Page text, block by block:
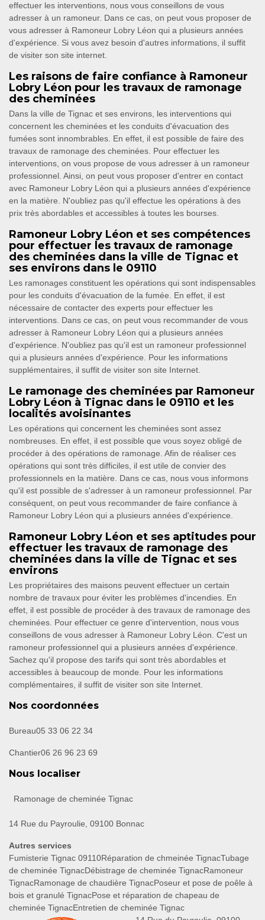
effectuer les interventions, nous vous conseillons de vous
adresser à un ramoneur. Dans ce cas, on peut vous proposer de
vous adresser à Ramoneur Lobry Léon qui a plusieurs années
d'expérience. Si vous avez besoin d'autres informations, il suffit
de visiter son site internet.
Les raisons de faire confiance à Ramoneur
Lobry Léon pour les travaux de ramonage
des cheminées
Dans la ville de Tignac et ses environs, les interventions qui
concernent les cheminées et les conduits d'évacuation des
fumées sont innombrables. En effet, il est possible de faire des
travaux de ramonage des cheminées. Pour effectuer les
interventions, on vous propose de vous adresser à un ramoneur
professionnel. Ainsi, on peut vous proposer d'entrer en contact
avec Ramoneur Lobry Léon qui a plusieurs années d'expérience
en la matière. N'oubliez pas qu'il effectue les opérations à des
prix très abordables et accessibles à toutes les bourses.
Ramoneur Lobry Léon et ses compétences
pour effectuer les travaux de ramonage
des cheminées dans la ville de Tignac et
ses environs dans le 09110
Les ramonages constituent les opérations qui sont indispensables
pour les conduits d'évacuation de la fumée. En effet, il est
nécessaire de contacter des experts pour effectuer les
interventions. Dans ce cas, on peut vous recommander de vous
adresser à Ramoneur Lobry Léon qui a plusieurs années
d'expérience. N'oubliez pas qu'il est un ramoneur professionnel
qui a plusieurs années d'expérience. Pour les informations
supplémentaires, il suffit de visiter son site Internet.
Le ramonage des cheminées par Ramoneur
Lobry Léon à Tignac dans le 09110 et les
localités avoisinantes
Les opérations qui concernent les cheminées sont assez
nombreuses. En effet, il est possible que vous soyez obligé de
procéder à des opérations de ramonage. Afin de réaliser ces
opérations qui sont très difficiles, il est utile de convier des
professionnels en la matière. Dans ce cas, nous vous informons
qu'il est possible de s'adresser à un ramoneur professionnel. Par
conséquent, on peut vous recommander de faire confiance à
Ramoneur Lobry Léon qui a plusieurs années d'expérience.
Ramoneur Lobry Léon et ses aptitudes pour
effectuer les travaux de ramonage des
cheminées dans la ville de Tignac et ses
environs
Les propriétaires des maisons peuvent effectuer un certain
nombre de travaux pour éviter les problèmes d'incendies. En
effet, il est possible de procéder à des travaux de ramonage des
cheminées. Pour effectuer ce genre d'intervention, nous vous
conseillons de vous adresser à Ramoneur Lobry Léon. C'est un
ramoneur professionnel qui a plusieurs années d'expérience.
Sachez qu'il propose des tarifs qui sont très abordables et
accessibles à beaucoup de monde. Pour les informations
complémentaires, il suffit de visiter son site Internet.
Nos coordonnées
Bureau05 33 06 22 34
Chantier06 26 96 23 69
Nous localiser
Ramonage de cheminée Tignac
14 Rue du Payroulie, 09100 Bonnac
Autres services
Fumisterie Tignac 09110Réparation de chmeinée TignacTubage
de cheminée TignacDébistrage de cheminée TignacRamoneur
TignacRamonage de chaudière TignacPoseur et pose de poêle à
bois et granulé TignacPose et réparation de chapeau de
cheminée TignacEntretien de cheminée Tignac